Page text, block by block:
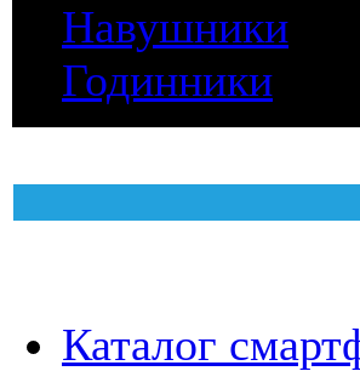
Навушники
Годинники
Каталог